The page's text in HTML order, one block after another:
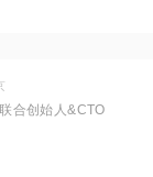
合创始人&CTO